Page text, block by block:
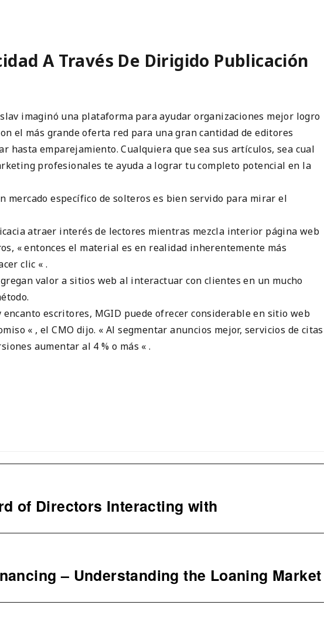
A Través De Dirigido Publicación
imaginó una plataforma para ayudar organizaciones mejor logro
el más grande oferta red para una gran cantidad de editores
hasta emparejamiento. Cualquiera que sea sus artículos, sea cual
profesionales te ayuda a lograr tu completo potencial en la
mercado específico de solteros es bien servido para mirar el
atraer interés de lectores mientras mezcla interior página web
« entonces el material es en realidad inherentemente más
clic « .
valor a sitios web al interactuar con clientes en un mucho
escritores, MGID puede ofrecer considerable en sitio web
« , el CMO dijo. « Al segmentar anuncios mejor, servicios de citas
aumentar al 4 % o más « .
of Directors Interacting with
– Understanding the Loaning Market